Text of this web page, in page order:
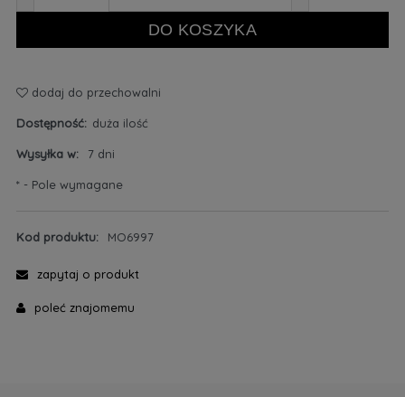
DO KOSZYKA
dodaj do przechowalni
Dostępność: duża ilość
Wysyłka w: 7 dni
* - Pole wymagane
Kod produktu: MO6997
zapytaj o produkt
poleć znajomemu